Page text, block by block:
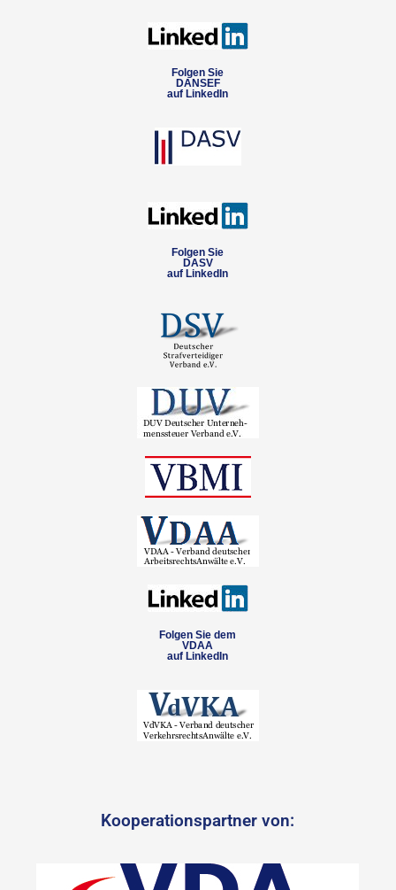
Folgen Sie
DANSEF
auf LinkedIn
Folgen Sie
DASV
auf LinkedIn
Folgen Sie dem
VDAA
auf LinkedIn
Kooperationspartner von: